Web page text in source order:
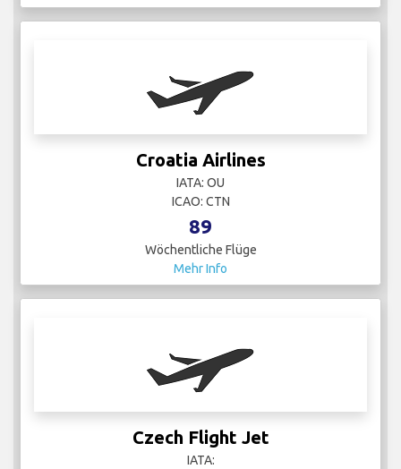
Croatia Airlines
IATA: OU
ICAO: CTN
89
Wöchentliche Flüge
Mehr Info
Czech Flight Jet
IATA: